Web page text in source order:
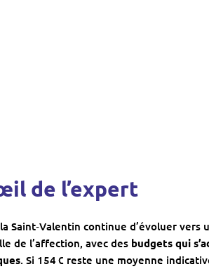
de l’expert
Saint‑Valentin continue d’évoluer
de l’affection, avec des budgets qui
. Si 154 € reste une moyenne